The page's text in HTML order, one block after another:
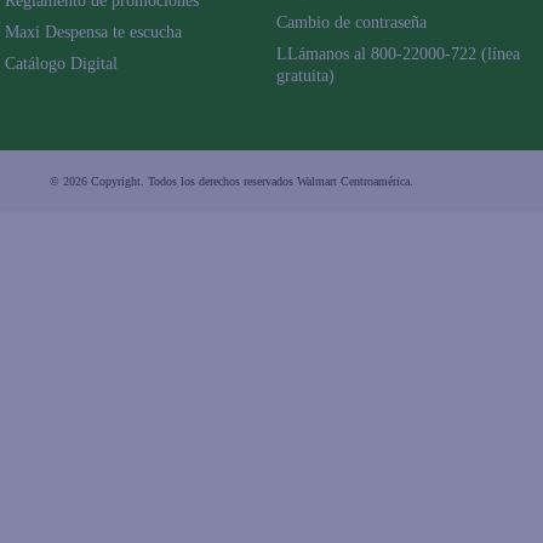
Maxi Despensa te escucha
Catálogo Digital
Cambio de contraseña
LLámanos al 800-22000-722 (línea
gratuita)
© 2026 Copyright. Todos los derechos reservados Walmart Centroamérica.